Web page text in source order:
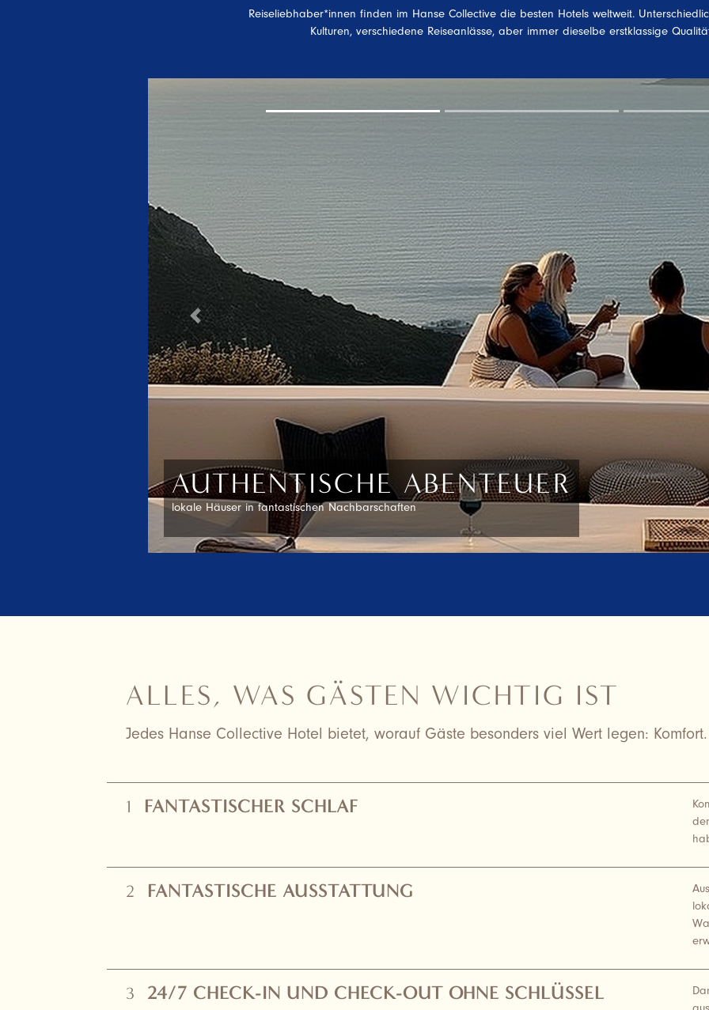
Reiseliebhaber*innen finden im Hanse Collective die besten Hotels weltweit.
Kulturen, verschiedene Reiseanlässe, aber immer dieselbe erstklassige
WORKATION
das Zuhause wenn der digital traveller Mal nicht Zuhause ist.
Previous
ALLES, WAS GÄSTEN WICHTIG IST
Jedes Hanse Collective Hotel bietet, worauf Gäste besonders viel Wert legen: Komfort.
1 FANTASTISCHER SCHLAF
2 FANTASTISCHE AUSSTATTUNG
3 24/7 CHECK-IN UND CHECK-OUT OHNE SCHLÜSSEL